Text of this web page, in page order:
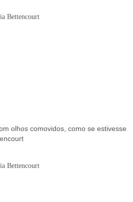
Bettencourt
olhos comovidos, como se estivesse
Bettencourt